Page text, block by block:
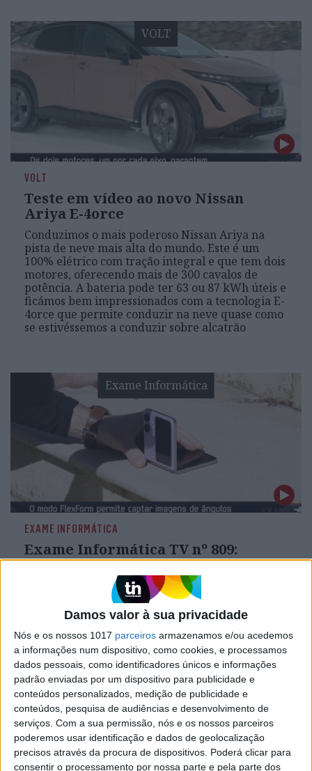
Damos valor à sua privacidade
Nós e os nossos 1017 parceiros armazenamos e/ou acedemos
a informações num dispositivo, como cookies, e processamos
dados pessoais, como identificadores únicos e informações
padrão enviadas por um dispositivo para publicidade e
conteúdos personalizados, medição de publicidade e
conteúdos, pesquisa de audiências e desenvolvimento de
serviços. Com a sua permissão, nós e os nossos parceiros
poderemos usar identificação e dados de geolocalização
precisos através da procura de dispositivos. Poderá clicar para
consentir o processamento por nossa parte e pela parte dos
VOLT
VOLT
Teste em vídeo ao novo Nissan
Ariya E-4orce
Conduzimos o mais poderoso Nissan Ariya na
pista de neve mais alta do mundo. Este é um
100% elétrico com tração integral e que tem dois
motores, oferecendo mais de 300 cavalos de
potência. A bateria pode ter 63 ou 87 kWh úteis e
ficámos bem impressionados com a tecnologia E-
4orce que permite conduzir na neve quase como
se estivéssemos a conduzir sobre alcatrão
Exame Informática
EXAME INFORMÁTICA
Exame Informática TV nº 809:
software para BMW e ferryboat
100% elétricos made in Portugal
Neste programa, levamo-lo connosco aos
laboratórios da empresa portuguesa que está a
testamos o primeiro smartphone de ecrã
dobrável da Oppo à venda em Portugal,
espreitamos a construção do Salicórnia, o
primeiro ferryboat 100% elétrico produzido em
Portugal, e conduzimos na neve, como se fosse
alcatrão, ao volante do Nissan Ariya E-4orce.
Exame Informática